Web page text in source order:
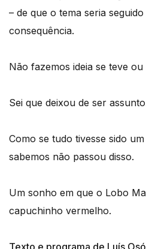
– de que o tema seria
consequência.
Não fazemos ideia se teve
Sei que deixou de ser
Como se tudo tivesse sido
sabemos não passou disso.
Um sonho em que o Lobo
capuchinho vermelho.